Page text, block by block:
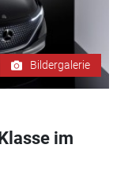
Bildergalerie
im